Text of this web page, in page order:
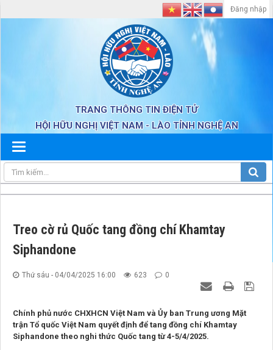
TRANG THÔNG TIN ĐIỆN TỬ
HỘI HỮU NGHỊ VIỆT NAM - LÀO TỈNH NGHỆ AN
Đăng nhập
Treo cờ rủ Quốc tang đồng chí Khamtay
Siphandone
Thứ sáu - 04/04/2025 16:00 623 0
Chính phủ nước CHXHCN Việt Nam và Ủy ban Trung ương Mặt
trận Tổ quốc Việt Nam quyết định để tang đồng chí Khamtay
Siphandone theo nghi thức Quốc tang từ 4-5/4/2025.